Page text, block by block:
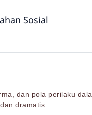
Sosial
dan pola perilaku
dramatis.